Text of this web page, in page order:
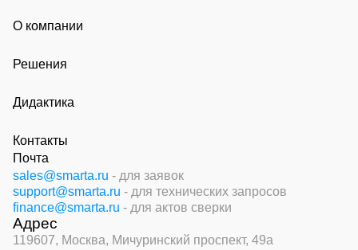
О компании
Решения
Дидактика
Контакты
Почта
sales@smarta.ru - для заявок
support@smarta.ru - для технических запросов
finance@smarta.ru - для актов сверки
Адрес
119607, Москва, Мичуринский проспект, 49а